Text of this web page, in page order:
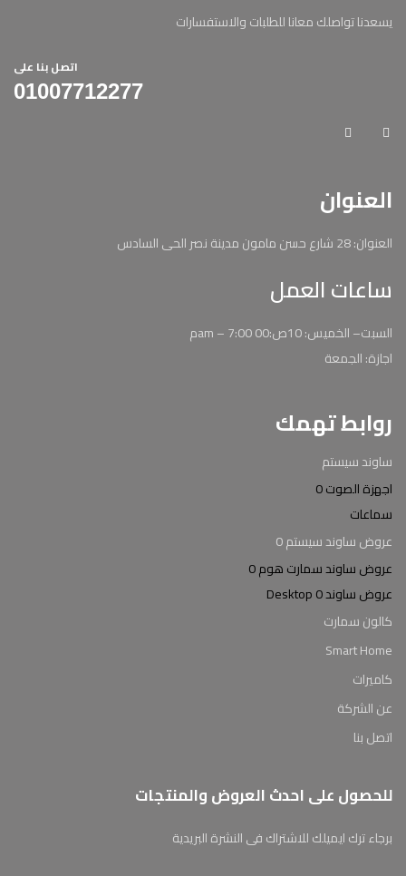
يسعدنا تواصلك معانا للطلبات والاستفسارات
اتصل بنا على
01007712277
العنوان
العنوان: 28 شارع حسن مامون مدينة نصر الحى السادس
ساعات العمل
السبت– الخميس: 10ص:00 am – 7:00م
اجازة: الجمعة
روابط تهمك
ساوند سيستم
اجهزة الصوت 0
سماعات
عروض ساوند سيستم 0
عروض ساوند سمارت هوم 0
عروض ساوند Desktop 0
كالون سمارت
Smart Home
كاميرات
عن الشركة
اتصل بنا
للحصول على احدث العروض والمنتجات
برجاء ترك ايميلك للاشتراك فى النشرة البريدية